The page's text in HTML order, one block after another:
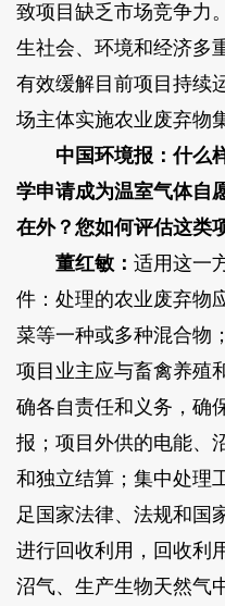
致项目缺乏市场竞争力
生社会、环境和经济多
有效缓解目前项目持续
场主体实施农业废弃物
中国环境报：什么
学申请成为温室气体自
在外？您如何评估这类
董红敏： 适用这一
件：处理的农业废弃物
菜等一种或多种混合物
项目业主应与畜禽养殖
确各自责任和义务，确
报；项目外供的电能、
和独立结算；集中处理
足国家法律、法规和国
进行回收利用，回收利
沼气、生产生物天然气